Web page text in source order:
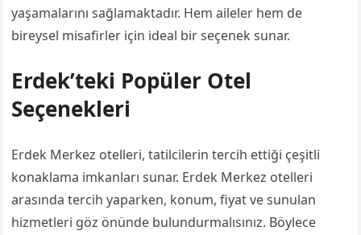
yaşamalarını sağlamaktadır. Hem aileler hem de
bireysel misafirler için ideal bir seçenek sunar.
Erdek’teki Popüler Otel
Seçenekleri
Erdek Merkez otelleri, tatilcilerin tercih ettiği çeşitli
konaklama imkanları sunar. Erdek Merkez otelleri
arasında tercih yaparken, konum, fiyat ve sunulan
hizmetleri göz önünde bulundurmalısınız. Böylece